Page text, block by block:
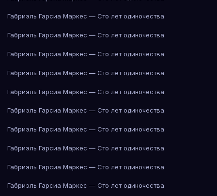
Габриэль Гарсиа Маркес — Сто лет одиночества
Габриэль Гарсиа Маркес — Сто лет одиночества
Габриэль Гарсиа Маркес — Сто лет одиночества
Габриэль Гарсиа Маркес — Сто лет одиночества
Габриэль Гарсиа Маркес — Сто лет одиночества
Габриэль Гарсиа Маркес — Сто лет одиночества
Габриэль Гарсиа Маркес — Сто лет одиночества
Габриэль Гарсиа Маркес — Сто лет одиночества
Габриэль Гарсиа Маркес — Сто лет одиночества
Габриэль Гарсиа Маркес — Сто лет одиночества